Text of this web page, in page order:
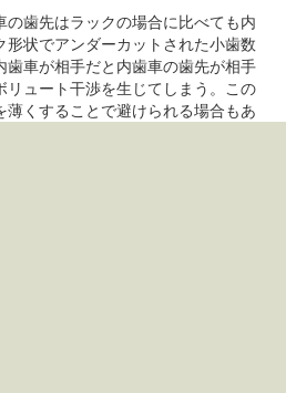
歯先はラックの場合に比べても内
状でアンダーカットされた小歯数
車が相手だと内歯車の歯先が相手
ュート干渉を生じてしまう。この
くすることで避けられる場合もあ